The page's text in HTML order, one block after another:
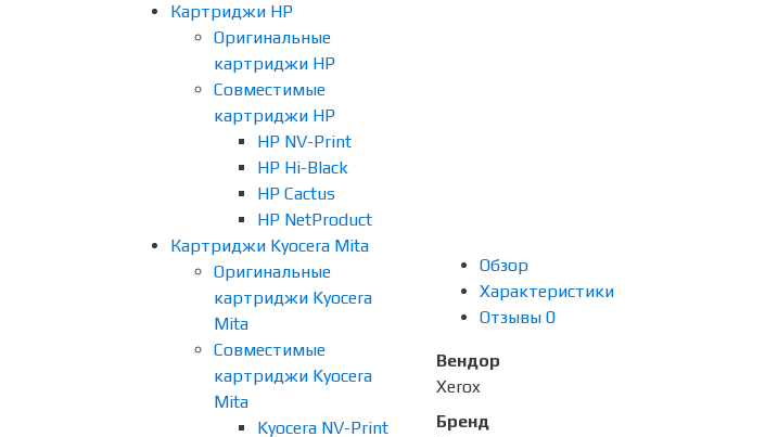
Картриджи HP
Оригинальные
картриджи HP
Совместимые
картриджи HP
HP NV-Print
HP Hi-Black
HP Cactus
HP NetProduct
Картриджи Kyocera Mita
Оригинальные
картриджи Kyocera
Mita
Совместимые
картриджи Kyocera
Mita
Kyocera NV-Print
Обзор
Характеристики
Отзывы 0
Вендор
Xerox
Бренд